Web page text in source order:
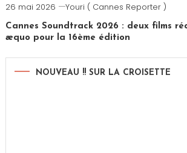
26 mai 2026 Youri ( Cannes Reporter )
Cannes Soundtrack 2026 : deux films
æquo pour la 16ème édition
NOUVEAU !! SUR LA CROISETTE